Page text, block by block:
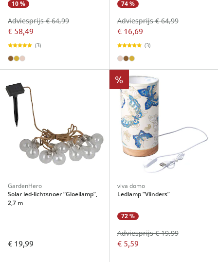
10 %
€ 58,49
Adviesprijs € 64,99
(3)
74 %
€ 16,69
Adviesprijs € 64,99
(3)
GardenHero
Solar led-lichtsnoer “Gloeilamp”,
2,7 m
€ 19,99
%
viva domo
Ledlamp “Vlinders”
72 %
€ 5,59
Adviesprijs € 19,99